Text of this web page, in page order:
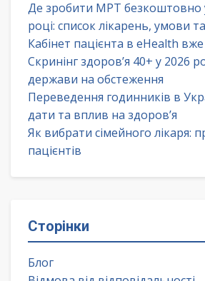
Де зробити МРТ безкоштовно
році: список лікарень, умови
Кабінет пацієнта в eHealth
Скринінг здоров’я 40+ у 2026
держави на обстеження
Переведення годинників в
дати та вплив на здоров’я
Як вибрати сімейного лікаря:
пацієнтів
Сторінки
Блог